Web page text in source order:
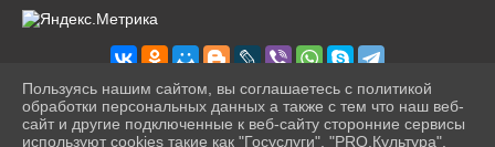
2026 г. pravogimn.ru
Пользуясь нашим сайтом, вы соглашаетесь с политикой
обработки персональных данных а также с тем что наш веб-
сайт и другие подключенные к веб-сайту сторонние сервисы
используют cookies такие как "Госуслуги", "PRO.Культура",